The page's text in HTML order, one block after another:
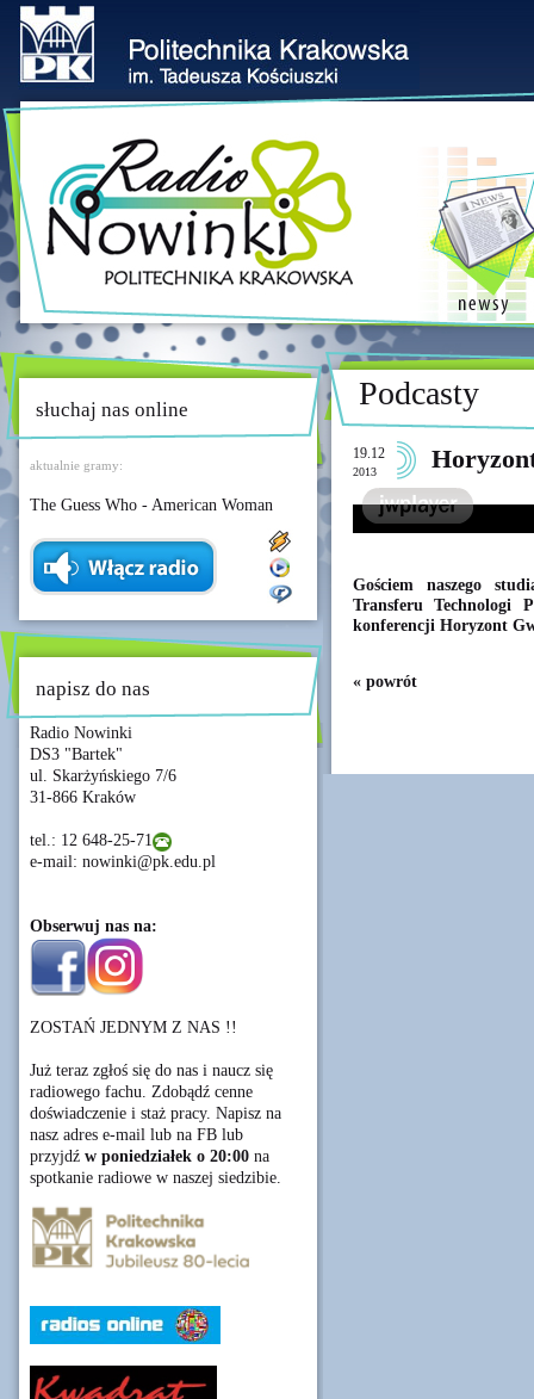
słuchaj nas online
aktualnie gramy:
The Guess Who - American Woman
napisz do nas
Radio Nowinki
DS3 "Bartek"
ul. Skarżyńskiego 7/6
31-866 Kraków
tel.: 12 648-25-71
e-mail: nowinki@pk.edu.pl
Obserwuj nas na:
ZOSTAŃ JEDNYM Z NAS !!
Już teraz zgłoś się do nas i naucz się
radiowego fachu. Zdobądź cenne
doświadczenie i staż pracy. Napisz na
nasz adres e-mail lub na FB lub
przyjdź w poniedziałek o 20:00 na
spotkanie radiowe w naszej siedzibie.
Podcasty
19.12
2013
Gościem naszego
Transferu Technologi
konferencji Horyzont
« powrót